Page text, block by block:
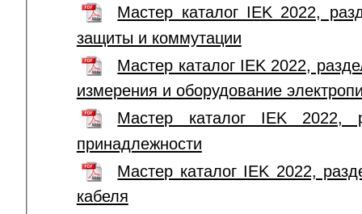
Мастер каталог IEK 2022,
защиты и коммутации
Мастер каталог IEK 2022,
измерения и оборудование
Мастер каталог IEK
принадлежности
Мастер каталог IEK 2022,
кабеля